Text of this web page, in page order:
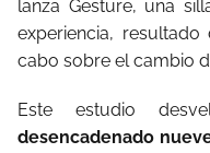
lanza Gesture, una
experiencia,
cabo sobre el cambio
Este estudio
desencadenado